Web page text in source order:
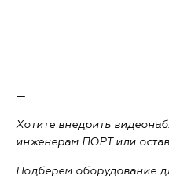
—
Хотите внедрить
инженерам ПОРТ или
Подберем оборудование